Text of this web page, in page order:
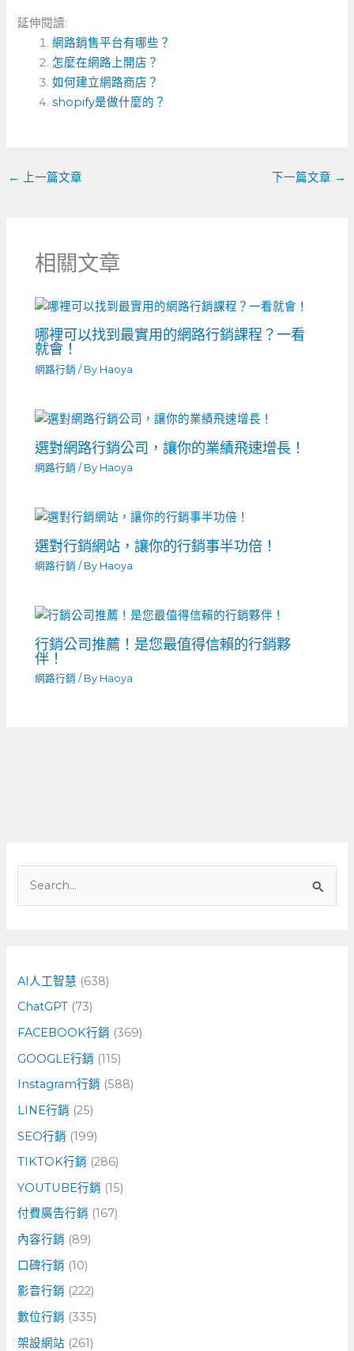
a
c
e
b
o
ss
e
n
g
e C
h
a
t
延伸閱讀:
網路銷售平台有哪些？
怎麼在網路上開店？
如何建立網路商店？
shopify是做什麼的？
← 上一篇文章 下一篇文章 →
相關文章
哪裡可以找到最實用的網路行銷課程？一看
就會！
網路行銷 / By Haoya
選對網路行銷公司，讓你的業績飛速增長！
網路行銷 / By Haoya
選對行銷網站，讓你的行銷事半功倍！
網路行銷 / By Haoya
行銷公司推薦！是您最值得信賴的行銷夥
伴！
網路行銷 / By Haoya
字
:
AI人工智慧 (638)
ChatGPT (73)
FACEBOOK行銷 (369)
GOOGLE行銷 (115)
Instagram行銷 (588)
LINE行銷 (25)
SEO行銷 (199)
TIKTOK行銷 (286)
YOUTUBE行銷 (15)
付費廣告行銷 (167)
內容行銷 (89)
口碑行銷 (10)
影音行銷 (222)
數位行銷 (335)
架設網站 (261)